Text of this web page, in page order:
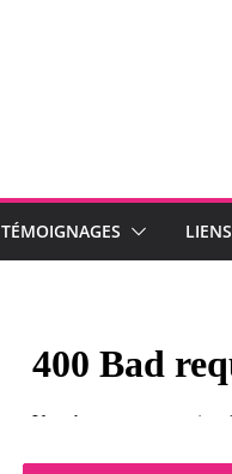
TÉMOIGNAGES LIENS